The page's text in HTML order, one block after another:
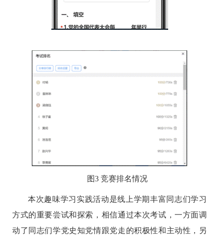
图3 竞赛排名情况
本次趣味学习实践活动是线上学期丰富同志们学习
方式的重要尝试和探索，相信通过本次考试，一方面调
动了同志们学党史知党情跟党走的积极性和主动性，另